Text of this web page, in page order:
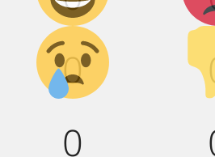
0
Грусть :(
0